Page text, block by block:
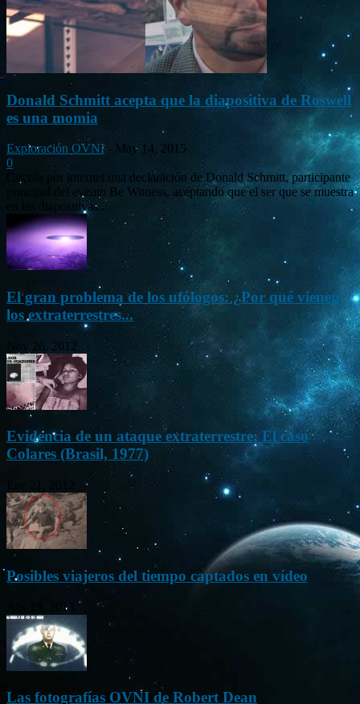
Donald Schmitt acepta que la diapositiva de Roswell
es una momia
Exploración OVNI - May 14, 2015
0
Circula por internet una declaración de Donald Schmitt, participante
principal del evento Be Witness, aceptando que el ser que se muestra
en las diapositivas...
El gran problema de los ufólogos: ¿Por qué vienen
los extraterrestres...
Nov 26, 2012
Evidencia de un ataque extraterrestre: El caso
Colares (Brasil, 1977)
Posibles viajeros del tiempo captados en vídeo
Abr 13, 2013
Las fotografías OVNI de Robert Dean